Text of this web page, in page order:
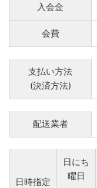
入会金
会費
支払い方法
(決済方法)
配送業者
日時指定
日にち
曜日